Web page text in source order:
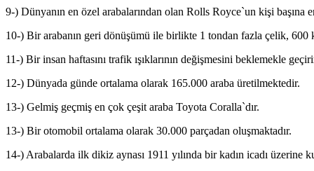
9-) Dünyanın en özel arabalarından olan Rolls Royce`un kişi
10-) Bir arabanın geri dönüşümü ile birlikte 1 tondan fazla çelik, 600
11-) Bir insan haftasını trafik ışıklarının değişmesini beklemekle
12-) Dünyada günde ortalama olarak 165.000 araba üretilmektedir.
13-) Gelmiş geçmiş en çok çeşit araba Toyota Coralla`dır.
13-) Bir otomobil ortalama olarak 30.000 parçadan oluşmaktadır.
14-) Arabalarda ilk dikiz aynası 1911 yılında bir kadın icadı üzerine